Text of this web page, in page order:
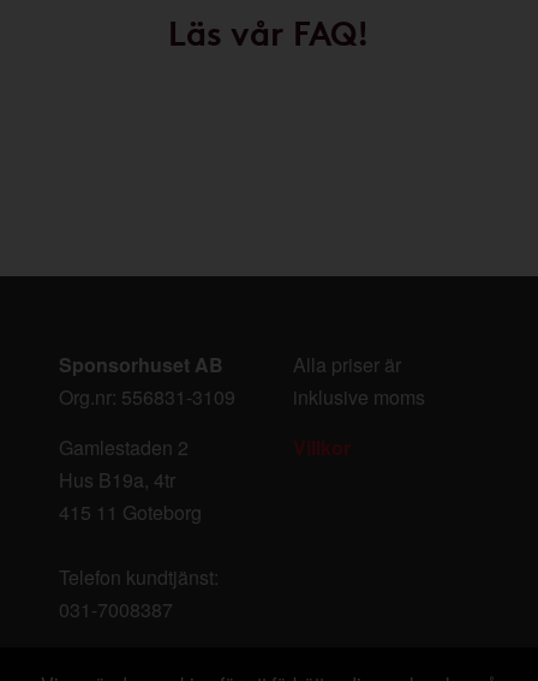
Läs vår FAQ!
Sponsorhuset AB
Org.nr: 556831-3109
Gamlestaden 2
Hus B19a, 4tr
415 11 Goteborg
Telefon kundtjänst:
031-7008387
Alla priser är
inklusive moms
Villkor